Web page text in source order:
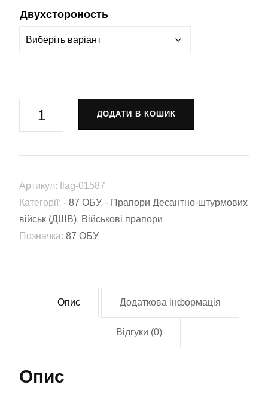
Двухстороность
окремий
управління
(87
ОБУ)
ЗСУ
кількість
ДОДАТИ В КОШИК
Артикул: flag-01587
Категорії: - 87 ОБУ, - Прапори Десантно-штурмових
військ (ДШВ), Військові прапори
Позначка: 87 ОБУ
Опис Додаткова інформація
Відгуки (0)
Опис